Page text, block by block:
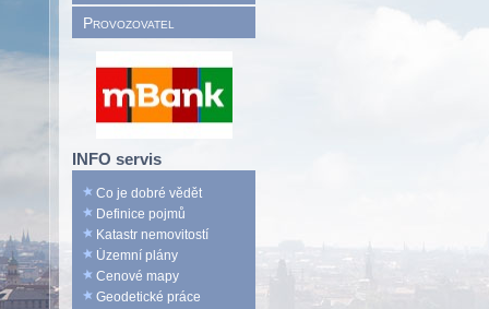
Provozovatel
INFO servis
Co je dobré vědět
Definice pojmů
Katastr nemovitostí
Územní plány
Cenové mapy
Geodetické práce